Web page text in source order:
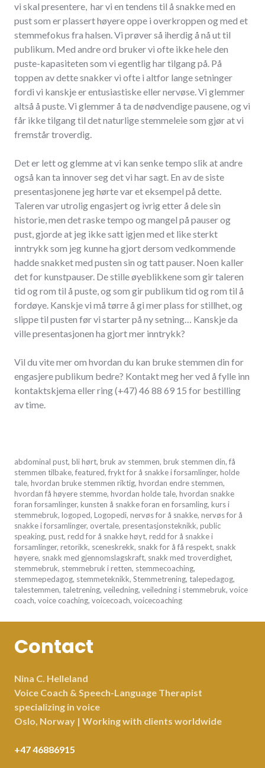
vi skal presentere, har vi en tendens til å snakke med en
pust som er plassert høyere oppe i overkroppen og med et
stemmefokus fra halsen. Vi prøver så iherdig å nå ut til
publikum. Med andre ord bruker vi ofte ikke hele den
puste-kapasiteten som vi egentlig har tilgang på. På
toppen av dette snakker vi ofte i altfor lange setninger
fordi vi kanskje er entusiastiske eller nervøse. Vi glemmer
altså å puste. Vi glemmer å ta de nødvendige pausene, og vi
får ikke tilgang til det naturlige stemmeleie som gjør at vi
fremstår troverdig.
Det er lett og glemme at vi kan senke tempo slik at andre
også kan ta innover seg det vi har sagt. En av de siste
presentasjonene jeg hørte var et eksempel på dette.
Taleren var utrolig engasjert og ivrig etter å dele sin
historie, men det raske tempo og mangel på pauser og
pust, gjorde at jeg ikke satt igjen med et like sterkt
inntrykk som jeg kunne ha gjort dersom vedkommende
hadde snakket med pusten sin og tatt pauser. Noen kaller
det for kunstpauser. De stille øyeblikkene som gir taleren
tid og rom til å puste, og som gir publikum tid og rom til å
fordøye. Kanskje vi må tørre å gi mer plass for stillhet, og
slippe til pusten før vi starter på ny setning… Kanskje da
ville presentasjonen ha gjort mer inntrykk?
Vil du vite mer om hvordan du kan bruke stemmen din for
engasjere publikum bedre? Kontakt meg her ved å fylle inn
kontaktskjema eller ring (+47) 46 88 69 15 for bestilling
av time.
oktober
5,
2017
abdominal pust, bli hørt, bruk av stemmen, bruk stemmen din, få
stemmen tilbake, featured, frykt for å snakke i forsamlinger, holde
tale, hvordan bruke stemmen riktig, hvordan endre stemmen,
hvordan få høyere stemme, hvordan holde tale, hvordan snakke
foran forsamlinger, kunsten å snakke foran en forsamling, kurs i
stemmebruk, logoped, Logopedi, nervøs for å snakke, nervøs for å
snakke i forsamlinger, overtale, presentasjonsteknikk, public
speaking, pust, redd for å snakke høyt, redd for å snakke i
forsamlinger, retorikk, sceneskrekk, snakk for å få respekt, snakk
høyere, snakk med gjennomslagskraft, snakk med troverdighet,
stemmebruk, stemmebruk i retten, stemmecoaching,
stemmepedagog, stemmeteknikk, Stemmetrening, talepedagog,
talestemmen, taletrening, veiledning, veiledning i stemmebruk, voice
coach, voice coaching, voicecoach, voicecoaching
Contact
Nina C. Helleland
Voice Coach & Speech-Language Therapist
specializing in voice
Oslo, Norway | Working with clients worldwide
+47 46886915